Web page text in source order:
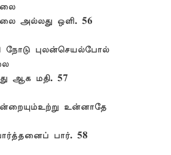
அல்லது ஒளி. 56
நோடு புலன்செயல்போல்
ஆக மதி. 57
உன்னாதே
பார். 58